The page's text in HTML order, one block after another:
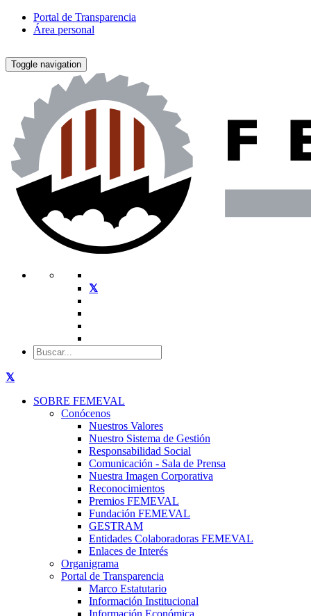
Portal de Transparencia
Área personal
Toggle navigation
SOBRE FEMEVAL
Conócenos
Nuestros Valores
Nuestro Sistema de Gestión
Responsabilidad Social
Comunicación - Sala de Prensa
Nuestra Imagen Corporativa
Reconocimientos
Premios FEMEVAL
Fundación FEMEVAL
GESTRAM
Entidades Colaboradoras FEMEVAL
Enlaces de Interés
Organigrama
Portal de Transparencia
Marco Estatutario
Información Institucional
Información Económica